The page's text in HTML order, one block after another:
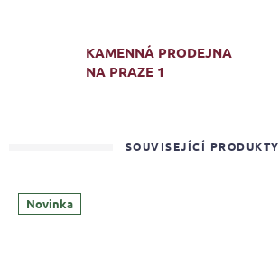
KAMENNÁ PRODEJNA
NA PRAZE 1
SOUVISEJÍCÍ PRODUKTY
Novinka